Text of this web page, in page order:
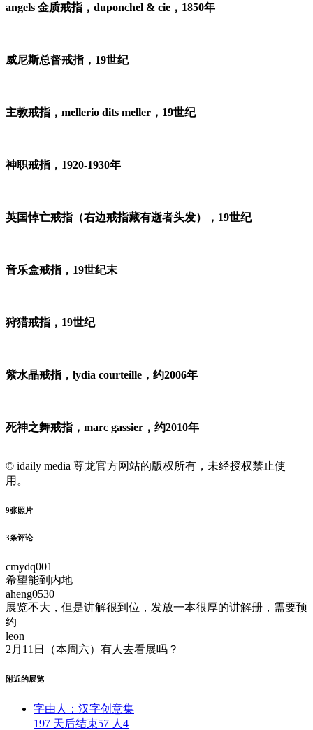
angels 金质戒指，duponchel & cie，1850年
威尼斯总督戒指，19世纪
主教戒指，mellerio dits meller，19世纪
神职戒指，1920-1930年
英国悼亡戒指（右边戒指藏有逝者头发），19世纪
音乐盒戒指，19世纪末
狩猎戒指，19世纪
紫水晶戒指，lydia courteille，约2006年
死神之舞戒指，marc gassier，约2010年
© idaily media 尊龙官方网站的版权所有，未经授权禁止使
用。
9张照片
3条评论
cmydq001
希望能到内地
aheng0530
展览不大，但是讲解很到位，发放一本很厚的讲解册，需要预
约
leon
2月11日（本周六）有人去看展吗？
附近的展览
字由人：汉字创意集
197 天后结束57 人 4